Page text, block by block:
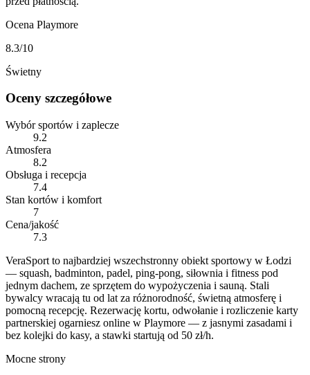
Ocena Playmore
8.3/10
Świetny
Oceny szczegółowe
Wybór sportów i zaplecze
9.2
Atmosfera
8.2
Obsługa i recepcja
7.4
Stan kortów i komfort
7
Cena/jakość
7.3
VeraSport to najbardziej wszechstronny obiekt sportowy w Łodzi
— squash, badminton, padel, ping-pong, siłownia i fitness pod
jednym dachem, ze sprzętem do wypożyczenia i sauną. Stali
bywalcy wracają tu od lat za różnorodność, świetną atmosferę i
pomocną recepcję. Rezerwację kortu, odwołanie i rozliczenie karty
partnerskiej ogarniesz online w Playmore — z jasnymi zasadami i
bez kolejki do kasy, a stawki startują od 50 zł/h.
Mocne strony